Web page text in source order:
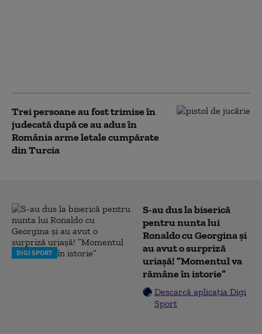
Trei persoane au fost trimise în
judecată după ce au adus în
România arme letale cumpărate
din Turcia
DIGI SPORT
S-au dus la biserică
pentru nunta lui
Ronaldo cu Georgina și
au avut o surpriză
uriașă! ”Momentul va
rămâne în istorie”
Descarcă aplicația Digi
Sport